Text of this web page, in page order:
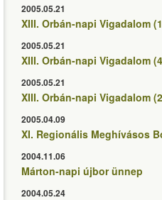
2005.05.21
XIII. Orbán-napi Vigadalom
2005.05.21
XIII. Orbán-napi Vigadalom
2005.05.21
XIII. Orbán-napi Vigadalom
2005.04.09
XI. Regionális Meghívásos
2004.11.06
Márton-napi újbor ünnep
2004.05.24